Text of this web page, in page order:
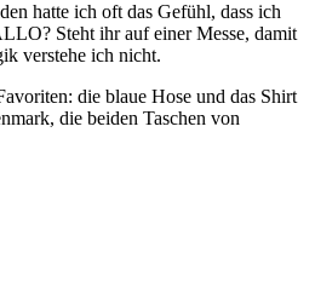
hatte ich oft das Gefühl, dass ich
Steht ihr auf einer Messe, damit
verstehe ich nicht.
die blaue Hose und das Shirt
die beiden Taschen von